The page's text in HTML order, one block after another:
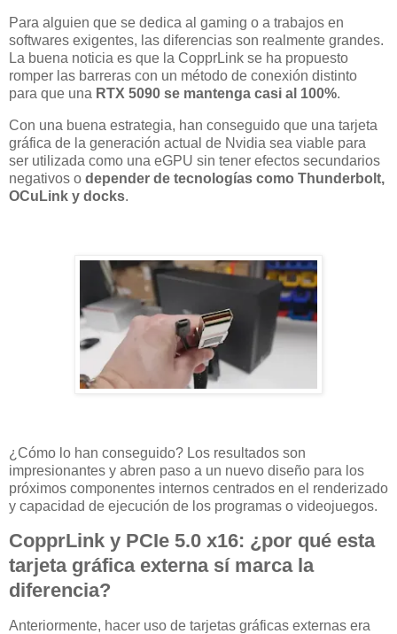
Para alguien que se dedica al gaming o a trabajos en
softwares exigentes, las diferencias son realmente grandes.
La buena noticia es que la CopprLink se ha propuesto
romper las barreras con un método de conexión distinto
para que una RTX 5090 se mantenga casi al 100%.
Con una buena estrategia, han conseguido que una tarjeta
gráfica de la generación actual de Nvidia sea viable para
ser utilizada como una eGPU sin tener efectos secundarios
negativos o depender de tecnologías como Thunderbolt,
OCuLink y docks.
¿Cómo lo han conseguido? Los resultados son
impresionantes y abren paso a un nuevo diseño para los
próximos componentes internos centrados en el renderizado
y capacidad de ejecución de los programas o videojuegos.
CopprLink y PCIe 5.0 x16: ¿por qué esta
tarjeta gráfica externa sí marca la
diferencia?
Anteriormente, hacer uso de tarjetas gráficas externas era